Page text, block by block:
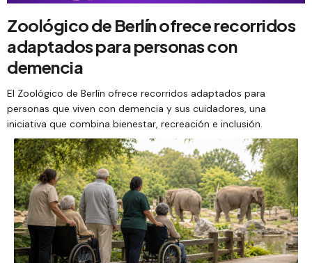
Zoológico de Berlín ofrece recorridos
adaptados para personas con
demencia
El Zoológico de Berlín ofrece recorridos adaptados para
personas que viven con demencia y sus cuidadores, una
iniciativa que combina bienestar, recreación e inclusión.